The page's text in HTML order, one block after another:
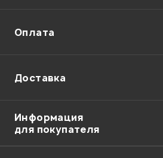
Оплата
Доставка
Информация
для покупателя